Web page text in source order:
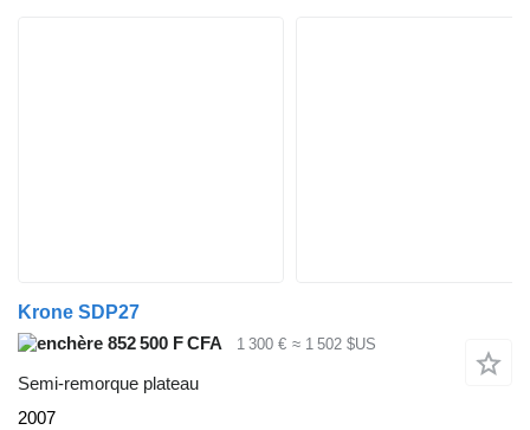
Krone SDP27
852 500 F CFA
1 300 € ≈ 1 502 $US
Semi-remorque plateau
2007